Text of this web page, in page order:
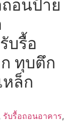
อนป้าย
บรื้อ
ทุบตึก
หล็ก
รับรื้อถอนอาคาร,